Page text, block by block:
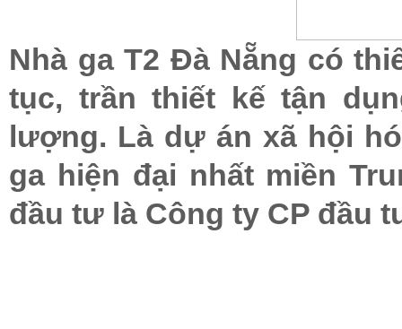
Nhà ga T2 Đà Nẵng có
tục, trần thiết kế tận
lượng. Là dự án xã hội
ga hiện đại nhất miền
đầu tư là Công ty CP đầu